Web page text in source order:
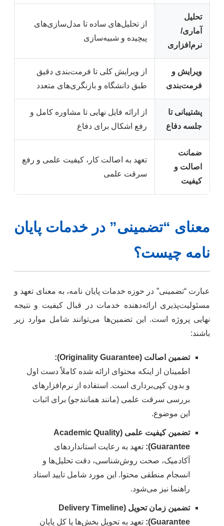
تحلیل
آماری/
نرم‌افزاری
از تحلیل‌های ساده تا مدل‌سازی‌های
پیچیده و شبیه‌سازی
ویرایش و
فرمت‌بندی
از ویرایش کلی تا فرمت‌بندی دقیق
طبق دانشگاه و بازنگری‌های متعدد
پشتیبانی تا
جلسه دفاع
از ارائه فایل نهایی تا مشاوره کامل و
رفع اشکال برای دفاع
ضمانت
اصالت و
کیفیت
تعهد به اصالت کار، کیفیت علمی و رفع
سرقت علمی
معنای “تضمینی” در خدمات پایان
نامه چیست؟
عبارت “تضمینی” در حوزه خدمات پایان نامه، به معنای تعهد و
مسئولیت‌پذیری ارائه‌دهنده خدمات در قبال کیفیت و نتیجه
نهایی پروژه است. این تضمین‌ها می‌توانند شامل موارد زیر
باشند:
تضمین اصالت (Originality Guarantee):
اطمینان از اینکه محتوای ارائه شده کاملاً دست اول
و بدون کپی‌برداری است. استفاده از نرم‌افزارهای
بررسی سرقت علمی (مانند همانندجو) برای اثبات
این موضوع.
تضمین کیفیت علمی (Academic Quality
Guarantee):
تعهد به رعایت استانداردهای
آکادمیک، صحت روش‌شناسی، دقت تحلیل‌ها و
انسجام منطقی محتوا. این مورد شامل تایید استاد
راهنما نیز می‌شود.
تضمین زمان تحویل (Delivery Timeline
Guarantee):
تعهد به تحویل بخش‌ها یا کل پایان